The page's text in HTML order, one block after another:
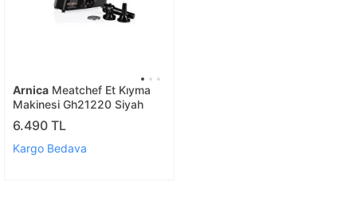
Arnica Meatchef Et Kıyma
Makinesi Gh21220 Siyah
6.490 TL
Kargo Bedava